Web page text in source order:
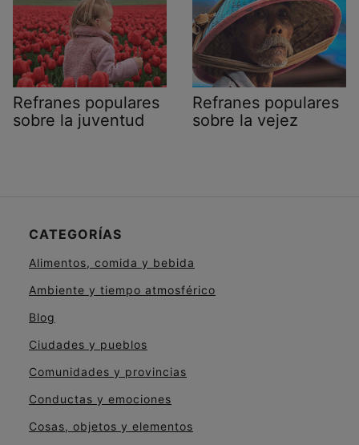
Refranes populares
sobre la juventud
Refranes populares
sobre la vejez
CATEGORÍAS
Alimentos, comida y bebida
Ambiente y tiempo atmosférico
Blog
Ciudades y pueblos
Comunidades y provincias
Conductas y emociones
Cosas, objetos y elementos